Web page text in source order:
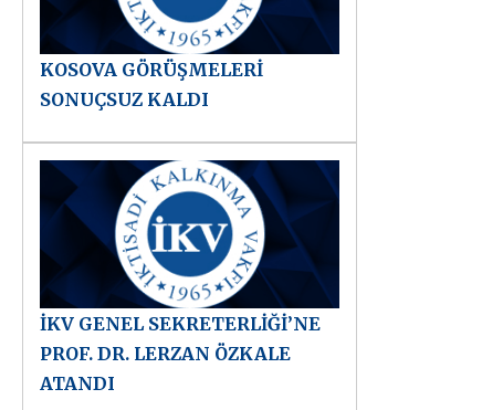
KOSOVA GÖRÜŞMELERİ
SONUÇSUZ KALDI
İKV GENEL SEKRETERLİĞİ’NE
PROF. DR. LERZAN ÖZKALE
ATANDI